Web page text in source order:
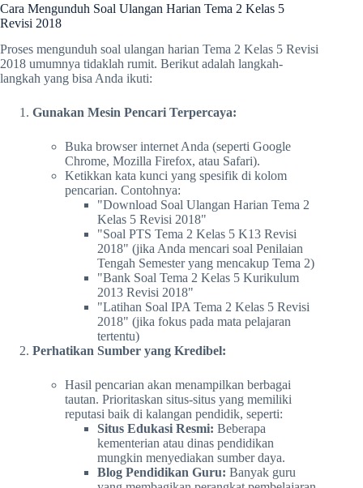
Cara Mengunduh Soal Ulangan Harian Tema 2 Kelas 5
Revisi 2018
Proses mengunduh soal ulangan harian Tema 2 Kelas 5 Revisi
2018 umumnya tidaklah rumit. Berikut adalah langkah-
langkah yang bisa Anda ikuti:
Gunakan Mesin Pencari Terpercaya:
Buka browser internet Anda (seperti Google
Chrome, Mozilla Firefox, atau Safari).
Ketikkan kata kunci yang spesifik di kolom
pencarian. Contohnya:
"Download Soal Ulangan Harian Tema 2
Kelas 5 Revisi 2018"
"Soal PTS Tema 2 Kelas 5 K13 Revisi
2018" (jika Anda mencari soal Penilaian
Tengah Semester yang mencakup Tema 2)
"Bank Soal Tema 2 Kelas 5 Kurikulum
2013 Revisi 2018"
"Latihan Soal IPA Tema 2 Kelas 5 Revisi
2018" (jika fokus pada mata pelajaran
tertentu)
Perhatikan Sumber yang Kredibel:
Hasil pencarian akan menampilkan berbagai
tautan. Prioritaskan situs-situs yang memiliki
reputasi baik di kalangan pendidik, seperti:
Situs Edukasi Resmi: Beberapa
kementerian atau dinas pendidikan
mungkin menyediakan sumber daya.
Blog Pendidikan Guru: Banyak guru